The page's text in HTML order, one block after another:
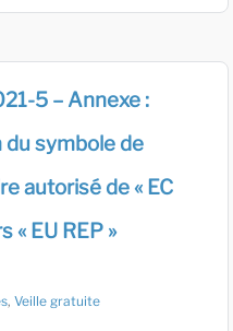
5 – Annexe :
symbole de
autorisé de « EC
« EU REP »
, Veille gratuite